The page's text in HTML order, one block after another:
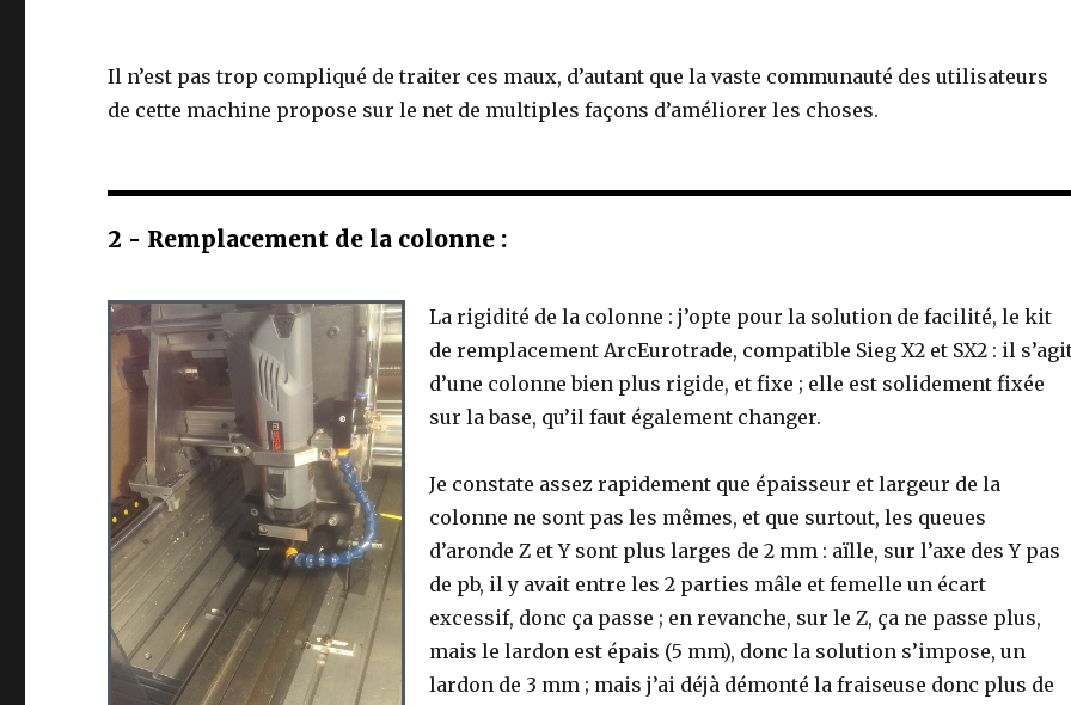
Il n’est pas trop compliqué de traiter ces maux, d’autant que la vaste communauté des utilisateurs
de cette machine propose sur le net de multiples façons d’améliorer les choses.
2 - Remplacement de la colonne :
La rigidité de la colonne : j’opte pour la solution de facilité, le kit
de remplacement ArcEurotrade, compatible Sieg X2 et SX2 : il
d’une colonne bien plus rigide, et fixe ; elle est solidement fixée
sur la base, qu’il faut également changer.
Je constate assez rapidement que épaisseur et largeur de la
colonne ne sont pas les mêmes, et que surtout, les queues
d’aronde Z et Y sont plus larges de 2 mm : aïlle, sur l’axe des Y pas
de pb, il y avait entre les 2 parties mâle et femelle un écart
excessif, donc ça passe ; en revanche, sur le Z, ça ne passe plus,
mais le lardon est épais (5 mm), donc la solution s’impose, un
lardon de 3 mm ; mais j’ai déjà démonté la fraiseuse donc plus de